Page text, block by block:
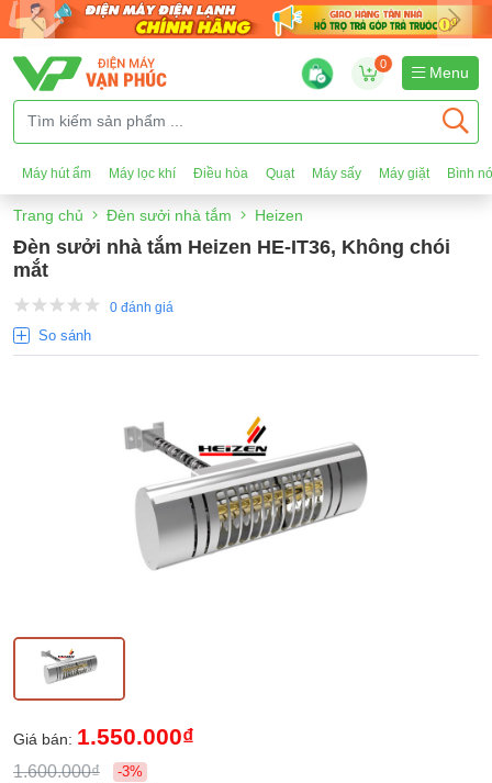
0
Menu
Máy hút ẩm Máy lọc khí Điều hòa Quạt Máy sấy Máy giặt Bình
Trang chủ Đèn sưởi nhà tắm Heizen
Đèn sưởi nhà tắm Heizen HE-IT36, Không chói
mắt
0 đánh giá
So sánh
Giá bán: 1.550.000₫
1.600.000₫ -3%